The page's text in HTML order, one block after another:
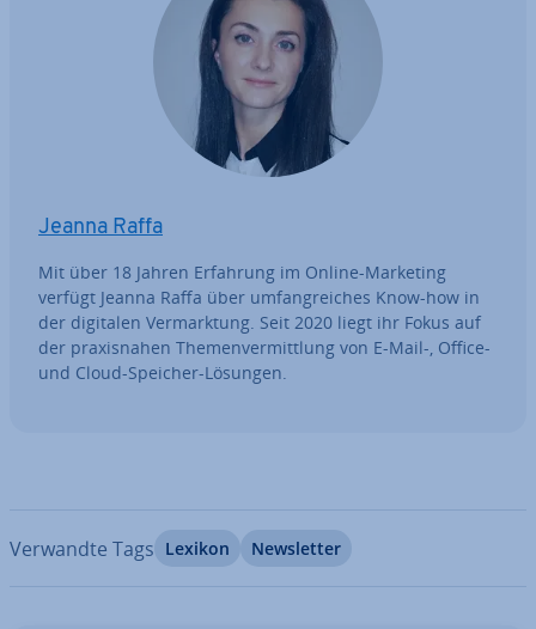
Jeanna Raffa
Mit über 18 Jahren Erfahrung im Online-Marketing
verfügt Jeanna Raffa über um­fang­rei­ches Know-how in
der digitalen Ver­mark­tung. Seit 2020 liegt ihr Fokus auf
der pra­xis­na­hen The­men­ver­mitt­lung von E-Mail-, Office-
und Cloud-Speicher-Lösungen.
Verwandte Tags Lexikon News­let­ter